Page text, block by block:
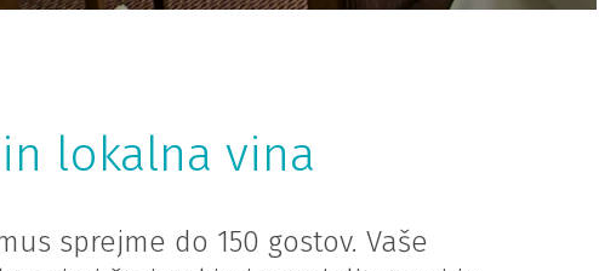
lokalna vina
sprejme do 150 gostov. Vaše